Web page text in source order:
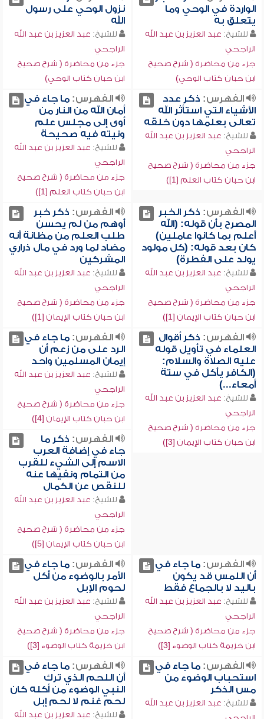
الواردة في الوحي وما
يتعلق به
للشيخ: عبد العزيز بن عبد الله
الراجحي
جزء من محاضرة ( شرح صحيح
ابن حبان كتاب الوحي)
نزول الوحي على رسول
الله
للشيخ: عبد العزيز بن عبد الله
الراجحي
جزء من محاضرة ( شرح صحيح
ابن حبان كتاب الوحي)
الفهرس: ذكر عدد
الأشياء التي استأثر الله
تعالى بعلمها دون خلقه
للشيخ: عبد العزيز بن عبد الله
الراجحي
جزء من محاضرة ( شرح صحيح
ابن حبان كتاب العلم [1])
الفهرس:ما جاء في
أمان الله من النار من
أوى إلى مجلس علم
ونيته فيه صحيحة
للشيخ: عبد العزيز بن عبد الله
الراجحي
جزء من محاضرة ( شرح صحيح
ابن حبان كتاب العلم [1])
الفهرس: ذكر الخبر
المصرح بأن قوله: (الله
أعلم بما كانوا عاملين)
كان بعد قوله: (كل مولود
يولد على الفطرة)
للشيخ: عبد العزيز بن عبد الله
الراجحي
جزء من محاضرة ( شرح صحيح
ابن حبان كتاب الإيمان [1])
الفهرس: ذكر خبر
أوهم من لم يحسن
طلب العلم من مظانة أنه
مضاد لما ورد في مآل ذراري
المشركين
للشيخ: عبد العزيز بن عبد الله
الراجحي
جزء من محاضرة ( شرح صحيح
ابن حبان كتاب الإيمان [1])
الفهرس: ذكر أقوال
العلماء في تأويل قوله
عليه الصلاة والسلام:
(الكافر يأكل في ستة
أمعاء...)
للشيخ: عبد العزيز بن عبد الله
الراجحي
جزء من محاضرة ( شرح صحيح
ابن حبان كتاب الإيمان [3])
الفهرس:ما جاء في
الرد على من زعم أن
إيمان المسلمين واحد
للشيخ: عبد العزيز بن عبد الله
الراجحي
جزء من محاضرة ( شرح صحيح
ابن حبان كتاب الإيمان [4])
الفهرس: ذكر ما
جاء في إضافة العرب
الاسم إلى الشيء للقرب
من التمام ونفيها عنه
للنقص عن الكمال
للشيخ: عبد العزيز بن عبد الله
الراجحي
جزء من محاضرة ( شرح صحيح
ابن حبان كتاب الإيمان [5])
الفهرس:ما جاء في
أن اللمس قد يكون
باليد لا بالجماع فقط
للشيخ: عبد العزيز بن عبد الله
الراجحي
جزء من محاضرة ( شرح صحيح
ابن خزيمة كتاب الوضوء [3])
الفهرس:ما جاء في
الأمر بالوضوء من أكل
لحوم الإبل
للشيخ: عبد العزيز بن عبد الله
الراجحي
جزء من محاضرة ( شرح صحيح
ابن خزيمة كتاب الوضوء [3])
الفهرس:ما جاء في
استحباب الوضوء من
مس الذكر
للشيخ: عبد العزيز بن عبد الله
الفهرس:ما جاء في
أن اللحم الذي ترك
النبي الوضوء من أكله كان
لحم غنم لا لحم إبل
للشيخ: عبد العزيز بن عبد الله